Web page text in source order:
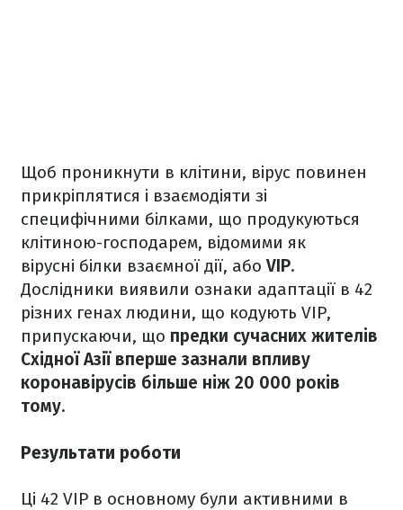
Щоб проникнути в клітини, вірус повинен
прикріплятися і взаємодіяти зі
специфічними білками, що продукуються
клітиною-господарем, відомими як
вірусні білки взаємної дії, або VIP.
Дослідники виявили ознаки адаптації в 42
різних генах людини, що кодують VIP,
припускаючи, що предки сучасних жителів
Східної Азії вперше зазнали впливу
коронавірусів більше ніж 20 000 років
тому.
Результати роботи
Ці 42 VIP в основному були активними в